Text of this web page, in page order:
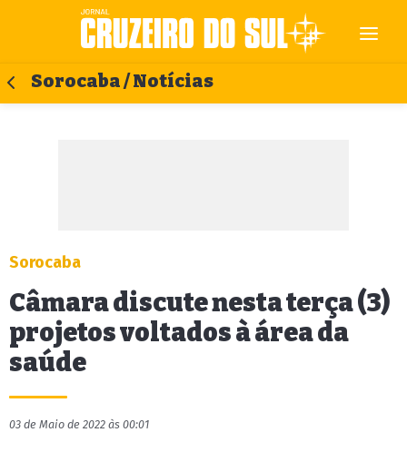
Sorocaba / Notícias
Sorocaba
Câmara discute nesta terça (3)
projetos voltados à área da
saúde
03 de Maio de 2022 às 00:01